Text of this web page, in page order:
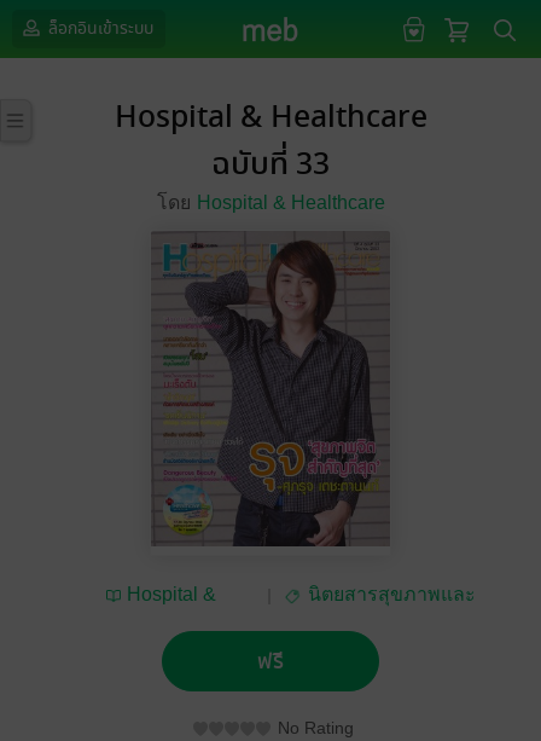
ล็อกอินเข้าระบบ
Hospital & Healthcare
ฉบับที่ 33
โดย Hospital & Healthcare
Hospital &
นิตยสารสุขภาพและ
ฟรี
No Rating